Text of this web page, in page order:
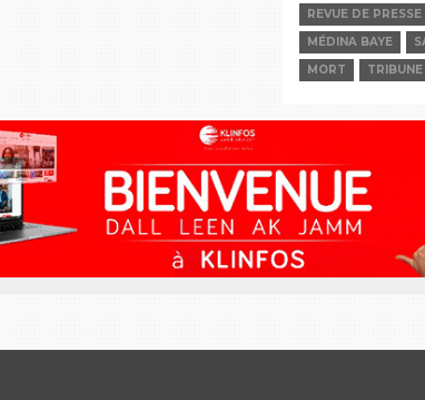
REVUE DE PRESSE
MÉDINA BAYE
MORT
TRIBUNE